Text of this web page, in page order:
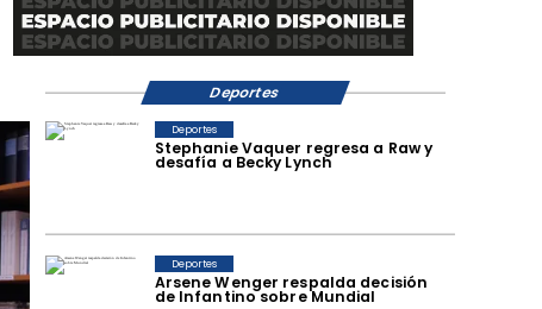
Stephanie Vaquer regresa a Raw y
desafía a Becky Lynch
Deportes
Arsene Wenger respalda decisión
de Infantino sobre Mundial
Deportes
Deportes